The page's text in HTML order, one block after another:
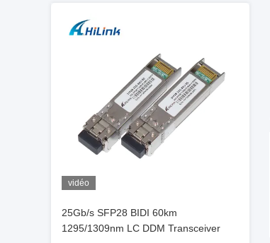
vidéo
25Gb/s SFP28 BIDI 60km
1295/1309nm LC DDM Transceiver